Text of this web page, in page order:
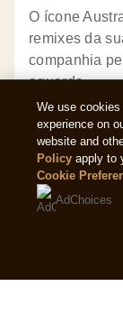
O ícone
remixes da
companhia
aguarda.
We use
experience on
website and
Policyapply to
Cookie
AdChoices